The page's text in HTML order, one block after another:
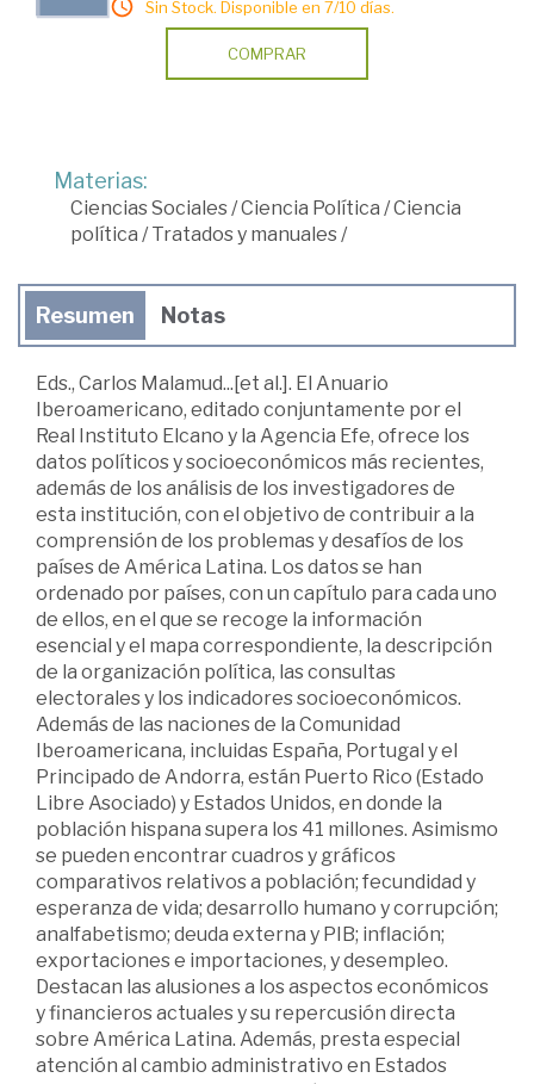
Sin Stock. Disponible en 7/10 días.
COMPRAR
Materias:
Ciencias Sociales/Ciencia Política /Ciencia
política /Tratados y manuales/
Resumen Notas
Eds., Carlos Malamud...[et al.]. El Anuario
Iberoamericano, editado conjuntamente por el
Real Instituto Elcano y la Agencia Efe, ofrece los
datos políticos y socioeconómicos más recientes,
además de los análisis de los investigadores de
esta institución, con el objetivo de contribuir a la
comprensión de los problemas y desafíos de los
países de América Latina. Los datos se han
ordenado por países, con un capítulo para cada uno
de ellos, en el que se recoge la información
esencial y el mapa correspondiente, la descripción
de la organización política, las consultas
electorales y los indicadores socioeconómicos.
Además de las naciones de la Comunidad
Iberoamericana, incluidas España, Portugal y el
Principado de Andorra, están Puerto Rico (Estado
Libre Asociado) y Estados Unidos, en donde la
población hispana supera los 41 millones. Asimismo
se pueden encontrar cuadros y gráficos
comparativos relativos a población; fecundidad y
esperanza de vida; desarrollo humano y corrupción;
analfabetismo; deuda externa y PIB; inflación;
exportaciones e importaciones, y desempleo.
Destacan las alusiones a los aspectos económicos
y financieros actuales y su repercusión directa
sobre América Latina. Además, presta especial
atención al cambio administrativo en Estados